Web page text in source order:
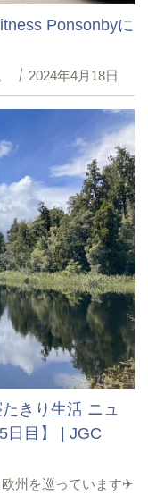
Ponsonbyに
2024年4月18日
きり生活 ニュ
日目】 | JGC
州を巡っています✈︎